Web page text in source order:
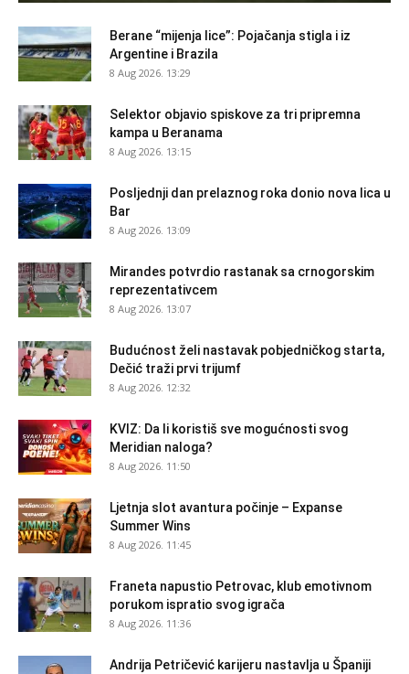
Berane “mijenja lice”: Pojačanja stigla i iz
Argentine i Brazila
8 Aug 2026. 13:29
Selektor objavio spiskove za tri pripremna
kampa u Beranama
8 Aug 2026. 13:15
Posljednji dan prelaznog roka donio nova lica u
Bar
8 Aug 2026. 13:09
Mirandes potvrdio rastanak sa crnogorskim
reprezentativcem
8 Aug 2026. 13:07
Budućnost želi nastavak pobjedničkog starta,
Dečić traži prvi trijumf
8 Aug 2026. 12:32
KVIZ: Da li koristiš sve mogućnosti svog
Meridian naloga?
8 Aug 2026. 11:50
Ljetnja slot avantura počinje – Expanse
Summer Wins
8 Aug 2026. 11:45
Franeta napustio Petrovac, klub emotivnom
porukom ispratio svog igrača
8 Aug 2026. 11:36
Andrija Petričević karijeru nastavlja u Španiji